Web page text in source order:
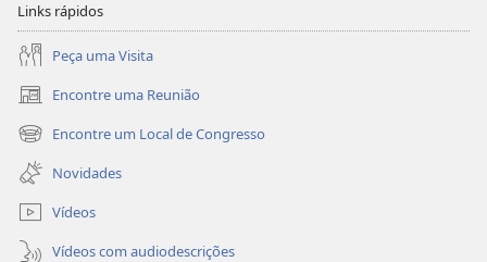
Links rápidos
Peça uma Visita
Encontre uma Reunião
(abre
nova
janela)
Encontre um Local de Congresso
(abre
nova
janela)
Novidades
Vídeos
Vídeos com audiodescrições